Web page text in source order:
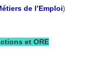
de l’Emploi)
et ORE